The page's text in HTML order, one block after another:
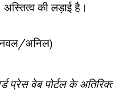
अस्तित्व की लड़ाई है।
नवल/अनिल)
प्रेस वेब पोर्टल के